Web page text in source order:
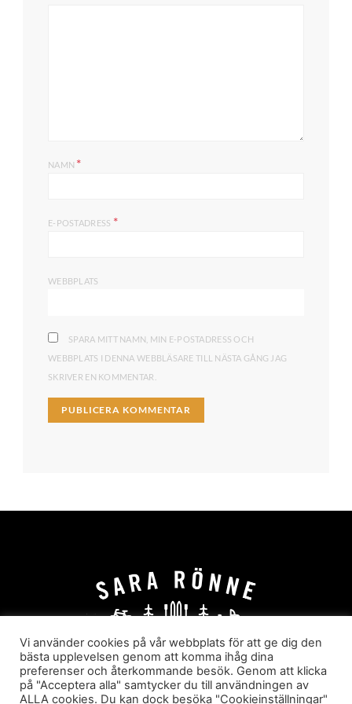
NAMN *
E-POSTADRESS *
WEBBPLATS
SPARA MITT NAMN, MIN E-POSTADRESS OCH
WEBBPLATS I DENNA WEBBLÄSARE TILL NÄSTA GÅNG JAG
SKRIVER EN KOMMENTAR.
HEM OM MIG
JOBBA MED MIG
HYR I JÄRVSÖ!
KATEGORIER
Vi använder cookies på vår webbplats för att ge dig den
bästa upplevelsen genom att komma ihåg dina
preferenser och återkommande besök. Genom att klicka
på "Acceptera alla" samtycker du till användningen av
ALLA cookies. Du kan dock besöka "Cookieinställningar"